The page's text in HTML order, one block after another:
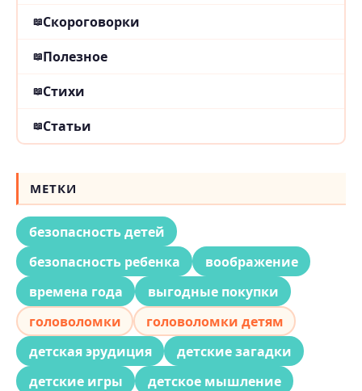
Скороговорки
Полезное
Стихи
Статьи
МЕТКИ
безопасность детей
безопасность ребенка
воображение
времена года
выгодные покупки
головоломки
головоломки детям
детская эрудиция
детские загадки
детские игры
детское мышление